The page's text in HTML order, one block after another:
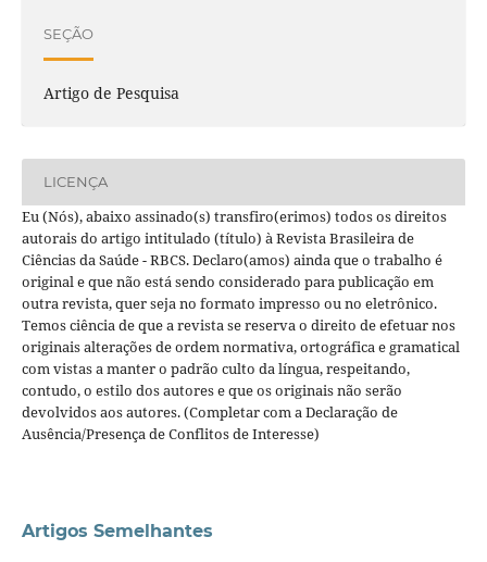
SEÇÃO
Artigo de Pesquisa
LICENÇA
Eu (Nós), abaixo assinado(s) transfiro(erimos) todos os direitos
autorais do artigo intitulado (título) à Revista Brasileira de
Ciências da Saúde - RBCS. Declaro(amos) ainda que o trabalho é
original e que não está sendo considerado para publicação em
outra revista, quer seja no formato impresso ou no eletrônico.
Temos ciência de que a revista se reserva o direito de efetuar nos
originais alterações de ordem normativa, ortográfica e gramatical
com vistas a manter o padrão culto da língua, respeitando,
contudo, o estilo dos autores e que os originais não serão
devolvidos aos autores. (Completar com a Declaração de
Ausência/Presença de Conflitos de Interesse)
Artigos Semelhantes